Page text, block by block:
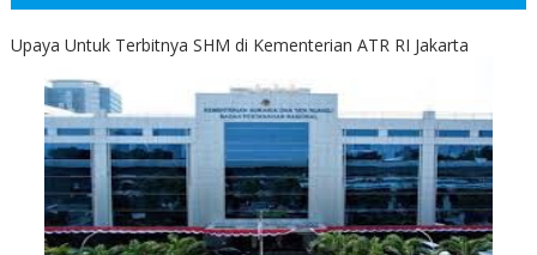
Upaya Untuk Terbitnya SHM di Kementerian ATR RI Jakarta